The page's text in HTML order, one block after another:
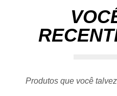
Produtos que você